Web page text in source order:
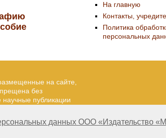
данных ООО «Издательство
На главную
Контакты,
Политика
персональных
на сайте,
без
научные публикации